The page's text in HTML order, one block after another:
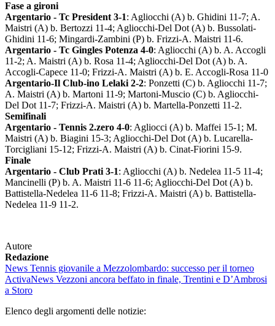
Fase a gironi
Argentario - Tc President 3-1: Agliocchi (A) b. Ghidini 11-7; A.
Maistri (A) b. Bertozzi 11-4; Agliocchi-Del Dot (A) b. Bussolati-
Ghidini 11-6; Mingardi-Zambini (P) b. Frizzi-A. Maistri 11-6.
Argentario - Tc Gingles Potenza 4-0: Agliocchi (A) b. A. Accogli
11-2; A. Maistri (A) b. Rosa 11-4; Agliocchi-Del Dot (A) b. A.
Accogli-Capece 11-0; Frizzi-A. Maistri (A) b. E. Accogli-Rosa 11-0
Argentario-Il Club-ino Lelaki 2-2: Ponzetti (C) b. Agliocchi 11-7;
A. Maistri (A) b. Martoni 11-9; Martoni-Muscio (C) b. Agliocchi-
Del Dot 11-7; Frizzi-A. Maistri (A) b. Martella-Ponzetti 11-2.
Semifinali
Argentario - Tennis 2.zero 4-0: Agliocci (A) b. Maffei 15-1; M.
Maistri (A) b. Biagini 15-3; Agliocchi-Del Dot (A) b. Lucarella-
Torcigliani 15-12; Frizzi-A. Maistri (A) b. Cinat-Fiorini 15-9.
Finale
Argentario - Club Prati 3-1: Agliocchi (A) b. Nedelea 11-5 11-4;
Mancinelli (P) b. A. Maistri 11-6 11-6; Agliocchi-Del Dot (A) b.
Battistella-Nedelea 11-6 11-8; Frizzi-A. Maistri (A) b. Battistella-
Nedelea 11-9 11-2.
Autore
Redazione
News Tennis giovanile a Mezzolombardo: successo per il torneo
ActivaNews Vezzoni ancora beffato in finale, Trentini e D’Ambrosi
a Storo
Elenco degli argomenti delle notizie: